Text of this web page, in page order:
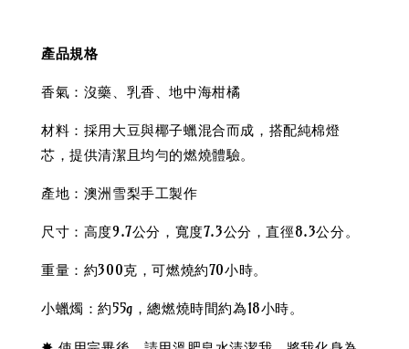
產品規格
香氣：沒藥、乳香、地中海柑橘
材料：採用大豆與椰子蠟混合而成，搭配純棉燈
芯，提供清潔且均勻的燃燒體驗。
產地：澳洲雪梨手工製作
尺寸：高度9.7公分，寬度7.3公分，直徑8.3公分。
重量：約300克，可燃燒約70小時。
小蠟燭：約55g，總燃燒時間約為18小時。